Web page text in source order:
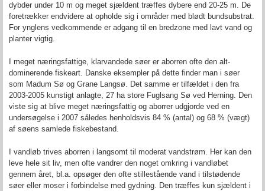
dybder under 10 m og meget sjældent træffes dybere end 20-25 m. De
foretrækker endvidere at opholde sig i områder med blødt bundsubstrat.
For ynglens vedkommende er adgang til en bredzone med lavt vand og
planter vigtig.
I meget næringsfattige, klarvandede søer er aborren ofte den alt-
dominerende fiskeart. Danske eksempler på dette finder man i søer
som Madum Sø og Grane Langsø. Det samme er tilfældet i den fra
2003-2005 kunstigt anlagte, 27 ha store Fuglsang Sø ved Herning. Den
viste sig at blive meget næringsfattig og aborrer udgjorde ved en
undersøgelse i 2007 således henholdsvis 84 % (antal) og 68 % (vægt)
af søens samlede fiskebestand.
I vandløb trives aborren i langsomt til moderat vandstrøm. Her kan den
leve hele sit liv, men ofte vandrer den noget omkring i vandløbet
gennem året, bl.a. opsøger den ofte stillestående vand i tilstødende
søer eller moser i forbindelse med gydning. Den træffes kun sjældent i